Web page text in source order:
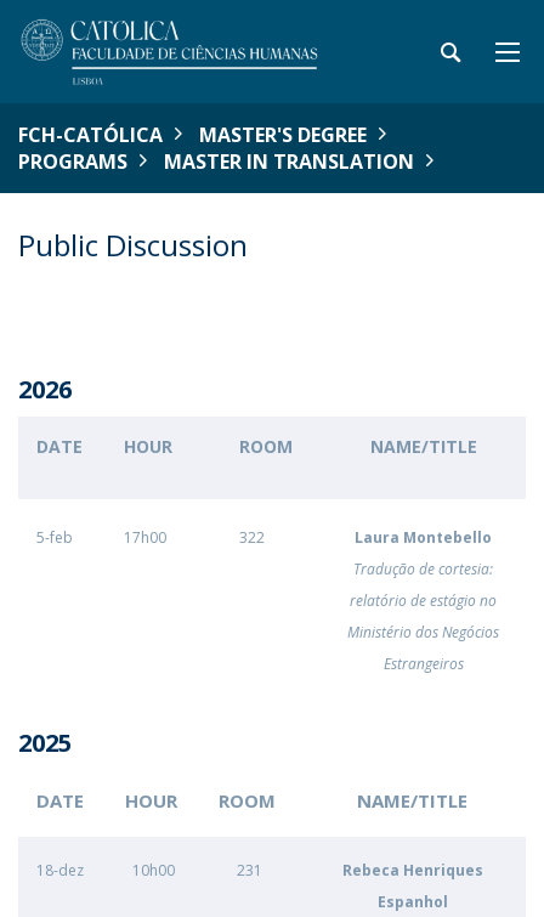
FCH-CATÓLICA
MASTER'S DEGREE
PROGRAMS
MASTER IN TRANSLATION
Public Discussion
2026
DATE HOUR ROOM NAME/TITLE
5-feb 17h00 322
Laura Montebello
Tradução de cortesia:
relatório de estágio no
Ministério dos Negócios
Estrangeiros
2025
DATE HOUR ROOM NAME/TITLE
18-dez 10h00 231
Rebeca Henriques
Espanhol